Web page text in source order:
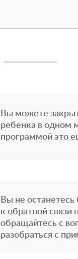
Вы можете
ребенка в одном
программой это
Вы не
к обратной связи
обращайтесь с
разобраться с